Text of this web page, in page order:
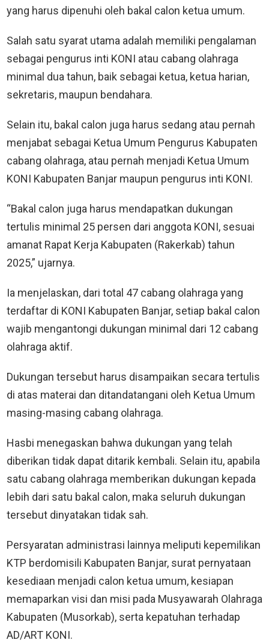
yang harus dipenuhi oleh bakal calon ketua umum.
Salah satu syarat utama adalah memiliki pengalaman
sebagai pengurus inti KONI atau cabang olahraga
minimal dua tahun, baik sebagai ketua, ketua harian,
sekretaris, maupun bendahara.
Selain itu, bakal calon juga harus sedang atau pernah
menjabat sebagai Ketua Umum Pengurus Kabupaten
cabang olahraga, atau pernah menjadi Ketua Umum
KONI Kabupaten Banjar maupun pengurus inti KONI.
“Bakal calon juga harus mendapatkan dukungan
tertulis minimal 25 persen dari anggota KONI, sesuai
amanat Rapat Kerja Kabupaten (Rakerkab) tahun
2025,” ujarnya.
Ia menjelaskan, dari total 47 cabang olahraga yang
terdaftar di KONI Kabupaten Banjar, setiap bakal calon
wajib mengantongi dukungan minimal dari 12 cabang
olahraga aktif.
Dukungan tersebut harus disampaikan secara tertulis
di atas materai dan ditandatangani oleh Ketua Umum
masing-masing cabang olahraga.
Hasbi menegaskan bahwa dukungan yang telah
diberikan tidak dapat ditarik kembali. Selain itu, apabila
satu cabang olahraga memberikan dukungan kepada
lebih dari satu bakal calon, maka seluruh dukungan
tersebut dinyatakan tidak sah.
Persyaratan administrasi lainnya meliputi kepemilikan
KTP berdomisili Kabupaten Banjar, surat pernyataan
kesediaan menjadi calon ketua umum, kesiapan
memaparkan visi dan misi pada Musyawarah Olahraga
Kabupaten (Musorkab), serta kepatuhan terhadap
AD/ART KONI.